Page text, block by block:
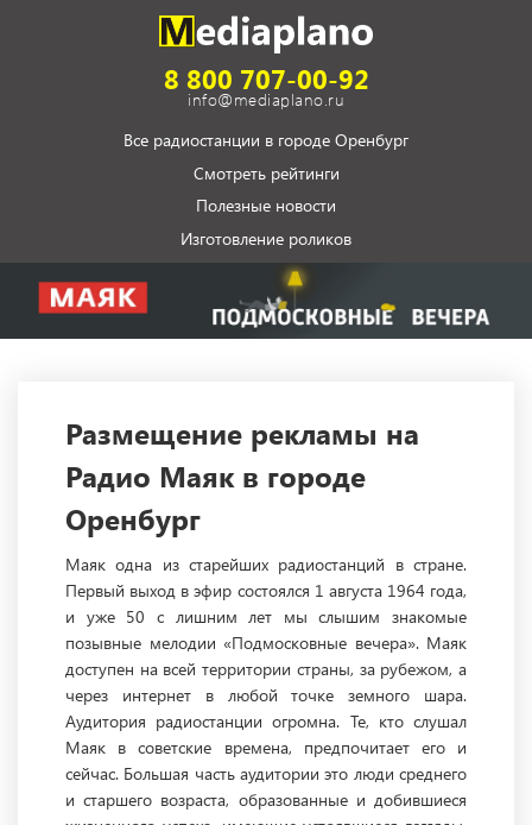
8 800 707-00-92
info@mediaplano.ru
Все радиостанции в городе Оренбург
Смотреть рейтинги
Полезные новости
Изготовление роликов
Размещение рекламы на
Радио Маяк в городе
Оренбург
Маяк одна из старейших радиостанций в стране.
Первый выход в эфир состоялся 1 августа 1964 года,
и уже 50 с лишним лет мы слышим знакомые
позывные мелодии «Подмосковные вечера». Маяк
доступен на всей территории страны, за рубежом, а
через интернет в любой точке земного шара.
Аудитория радиостанции огромна. Те, кто слушал
Маяк в советские времена, предпочитает его и
сейчас. Большая часть аудитории это люди среднего
и старшего возраста, образованные и добившиеся